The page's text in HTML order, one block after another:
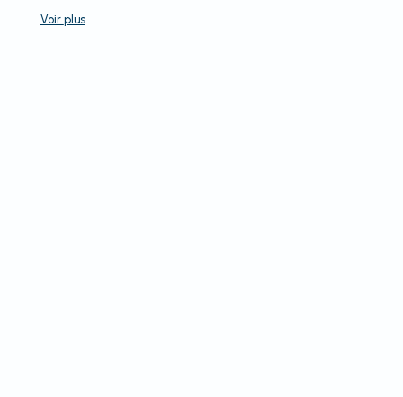
Voir plus